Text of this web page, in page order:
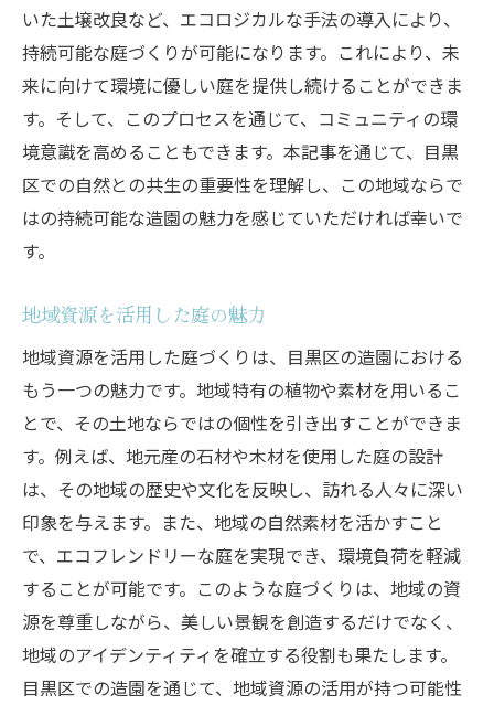
いた土壌改良など、エコロジカルな手法の導入により、
持続可能な庭づくりが可能になります。これにより、未
来に向けて環境に優しい庭を提供し続けることができま
す。そして、このプロセスを通じて、コミュニティの環
境意識を高めることもできます。本記事を通じて、目黒
区での自然との共生の重要性を理解し、この地域ならで
はの持続可能な造園の魅力を感じていただければ幸いで
す。
地域資源を活用した庭の魅力
地域資源を活用した庭づくりは、目黒区の造園における
もう一つの魅力です。地域特有の植物や素材を用いるこ
とで、その土地ならではの個性を引き出すことができま
す。例えば、地元産の石材や木材を使用した庭の設計
は、その地域の歴史や文化を反映し、訪れる人々に深い
印象を与えます。また、地域の自然素材を活かすこと
で、エコフレンドリーな庭を実現でき、環境負荷を軽減
することが可能です。このような庭づくりは、地域の資
源を尊重しながら、美しい景観を創造するだけでなく、
地域のアイデンティティを確立する役割も果たします。
目黒区での造園を通じて、地域資源の活用が持つ可能性